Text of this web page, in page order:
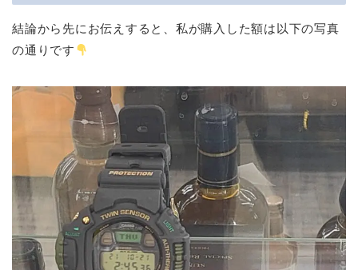
結論から先にお伝えすると、私が購入した額は以下の写真
の通りです